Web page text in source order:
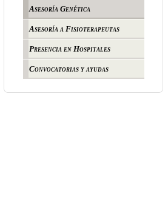
Asesoría Genética
Asesoría a Fisioterapeutas
Presencia en Hospitales
Convocatorias y ayudas